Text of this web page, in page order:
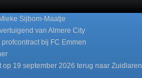
Sijbom-Maatje
van Almere City
bij FC Emmen
19 september 2026 terug naar Zuidlaren